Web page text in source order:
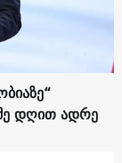
დღით ადრე